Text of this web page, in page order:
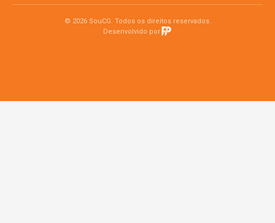
© 2026 SouCG. Todos os direitos reservados.
Desenvolvido por